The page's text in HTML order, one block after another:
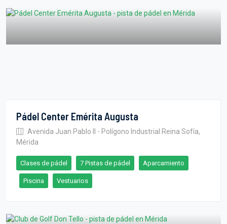
Pádel Center Emérita Augusta
Avenida Juan Pablo II - Polígono Industrial Reina Sofía,
Mérida
Clases de pádel 7 Pistas de pádel Aparcamiento
Piscina Vestuarios